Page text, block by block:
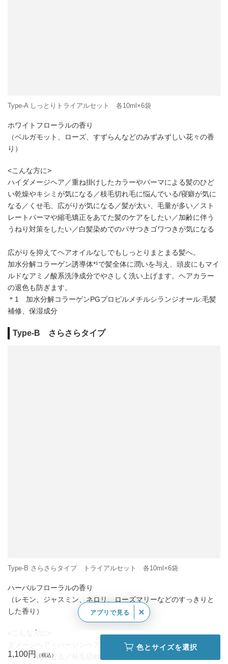
Type-A しっとりトライアルセット 各10ml×6袋
ホワイトフローラルの香り
（ベルガモット、ローズ、すずらんなどのみずみずしい花々の香
り）
<こんな方に>
ハイダメージヘア／重ね掛けしたカラーやパーマによる髪のひど
い乾燥やキシミが気になる／枝毛切れ毛に悩んでいる/寝癖が気に
なる／くせ毛、広がりが気になる／髪が太い、毛量が多い／スト
レートパーマや縮毛矯正をあてた髪のケアをしたい／加齢に伴う
うねり対策をしたい／白髪染めでのパサつきゴワつきが気になる
広がりを抑えてヘアオイルなしでもしっとりまとまる髪へ。
加水分解コラーゲン誘導体*¹で髪全体に潤いを与え、頭皮にもマイ
ルドなアミノ酸系洗浄成分でやさしく洗い上げます。ヘアカラー
の退色も防ぎます。
＊1 加水分解コラーゲンPGプロピルメチルシランジオール:毛髪
補修、保湿成分
Type-B さらさらタイプ
Type-B さらさらタイプ トライアルセット 各10ml×6袋
ハーバルフローラルの香り
（レモン、ジャスミン、ネロリ、ローズマリーなどのすっきりと
した香り）
<こんな方に>
ダメージヘア～バージンヘア／カラーやパーマによる髪の乾燥や
キシミが気になる／枝毛切れ毛に悩んでいる／直毛～軽いくせ毛
1,100円
色とサイズを選択
アプリで見る